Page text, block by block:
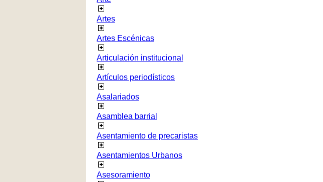
Artes
Artes Escénicas
Articulación institucional
Artículos periodísticos
Asalariados
Asamblea barrial
Asentamiento de precaristas
Asentamientos Urbanos
Asesoramiento